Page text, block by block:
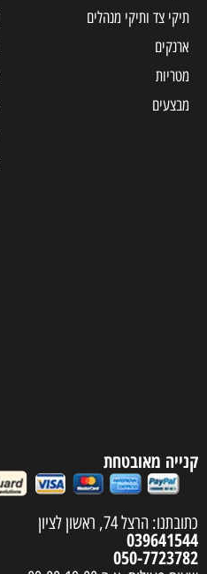
תיקי צד ותיקי מנהלים
ארנקים
מטריות
מבצעים
קנייה מאובטחת
כתובתנו: הרצל 74, ראשון לציון
039641544
050-7723782